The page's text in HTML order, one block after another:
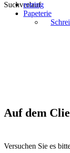
Suchverlauf
rotring
Papeterie
Auf dem
Versuchen Sie es